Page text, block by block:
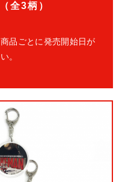
（全3柄）
品ごとに発売開始日が
。